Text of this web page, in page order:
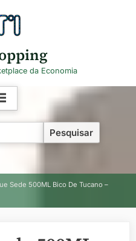
da Economia
Sede 500ML Bico De Tucano –